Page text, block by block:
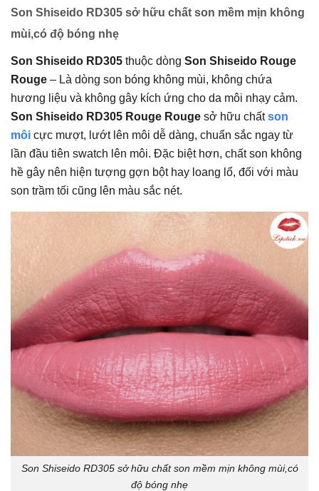
Son Shiseido RD305 sở hữu chất son mềm mịn không
mùi,có độ bóng nhẹ
Son Shiseido RD305 thuộc dòng Son Shiseido Rouge
Rouge – Là dòng son bóng không mùi, không chứa
hương liệu và không gây kích ứng cho da môi nhạy cảm.
Son Shiseido RD305 Rouge Rouge sở hữu chấtson
môi cực mượt, lướt lên môi dễ dàng, chuẩn sắc ngay từ
lần đầu tiên swatch lên môi. Đặc biệt hơn, chất son không
hề gây nên hiện tượng gợn bột hay loang lổ, đối với màu
son trầm tối cũng lên màu sắc nét.
Son Shiseido RD305 sở hữu chất son mềm mịn không mùi,có
độ bóng nhẹ